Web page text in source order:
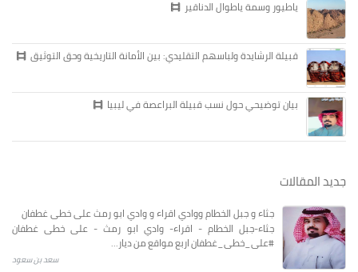
ياطيور وسمة ياطوال الدناقير
قبيلة الرشايدة ولباسهم التقليدي: بين الأمانة التاريخية وحق التوثيق
بيان توضيحي حول نسب قبيلة البراعصة في ليبيا
جديد المقالات
جثاء و جبل الخطام ووادي اقراء و وادي ابو رمث على خطى غطفان
جثاء-جبل الخطام - اقراء- وادي ابو رمث - على خطى غطفان
#على_خطى_غطفان اربع مواقع من ديار...
سعد بن سعود